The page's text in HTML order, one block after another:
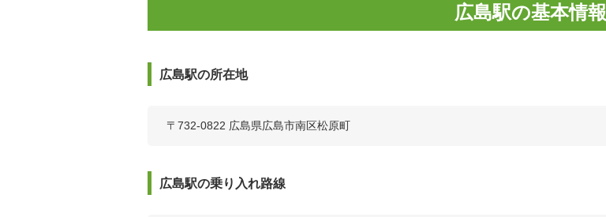
広島駅の基本情報
広島駅の所在地
〒732-0822 広島県広島市南区松原町
広島駅の乗り入れ路線